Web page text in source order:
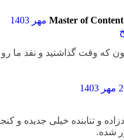
Master of
گذاشتید و نقد ما رو خوندید
تنابنده خیلی جدیده و کنجکاوم